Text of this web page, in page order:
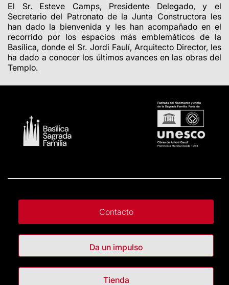
El Sr. Esteve Camps, Presidente Delegado, y el
Secretario del Patronato de la Junta Constructora les
han dado la bienvenida y les han acompañado en el
recorrido por los espacios más emblemáticos de la
Basílica, donde el Sr. Jordi Faulí, Arquitecto Director, les
ha dado a conocer los últimos avances en las obras del
Templo.
Contacto
Da un impulso
Tienda